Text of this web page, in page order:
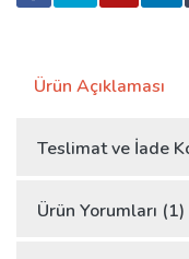
Ürün Açıklaması
Teslimat ve İade
Ürün Yorumları (1)